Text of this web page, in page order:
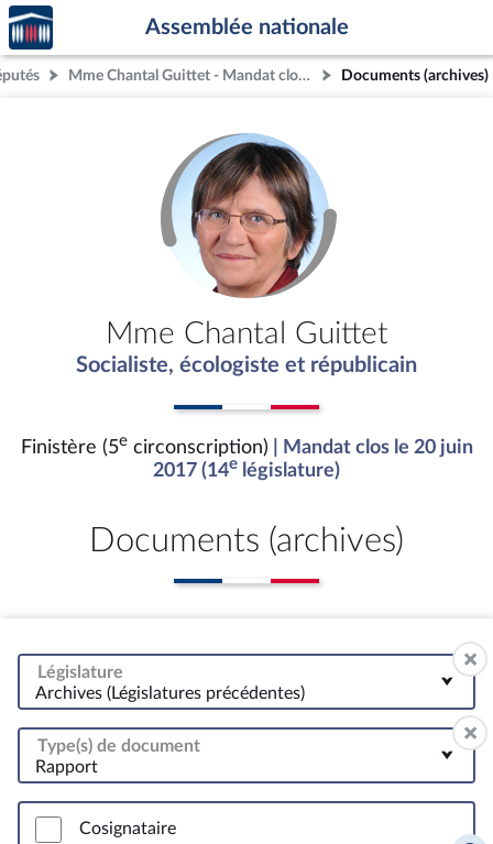
Aller au contenu
Aller en bas de la page
Accèder
à la
page
d'accueil
Assemblée nationale
Mme Chantal Guittet - Mandat clos - Finistère (5e circonscription) Documents (archives)
Mme Chantal Guittet
Socialiste, écologiste et républicain
Finistère (5ecirconscription)
| Mandat clos le 20 juin
2017 (14e législature)
Documents (archives)
Législature
Archives (Législatures précédentes)
Type(s) de document
Rapport
Cosignataire